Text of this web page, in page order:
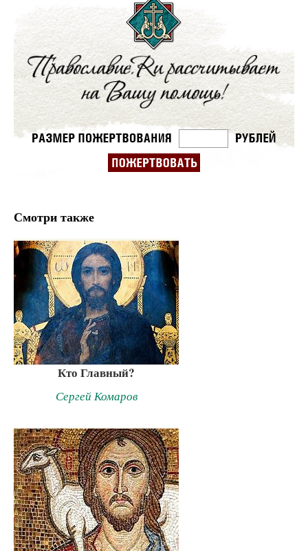
Смотри также
Кто Главный?
Сергей Комаров